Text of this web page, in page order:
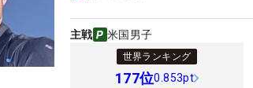
主戦 米国男子
世界ランキング
177位0.853pt